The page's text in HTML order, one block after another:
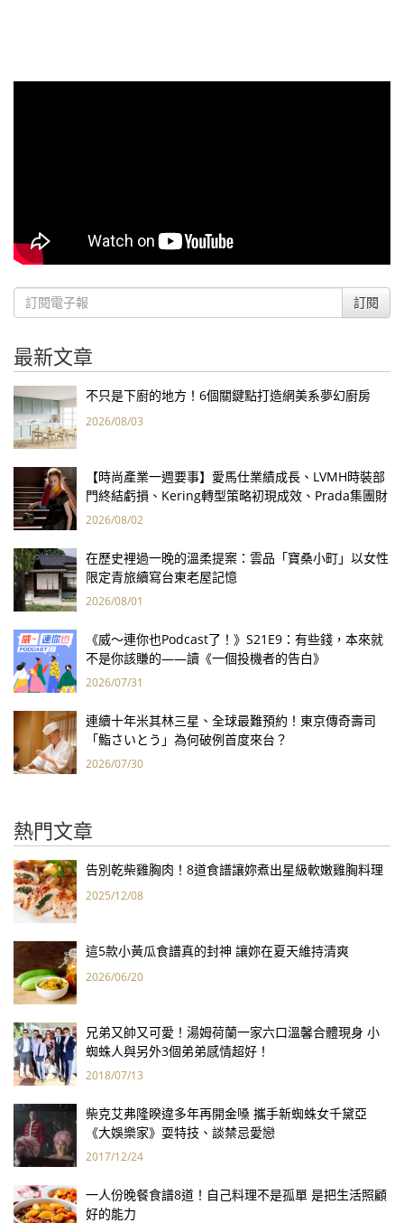
訂閱
最新文章
不只是下廚的地方！6個關鍵點打造網美系夢幻廚房
2026/08/03
【時尚產業一週要事】愛馬仕業績成長、LVMH時裝部
門終結虧損、Kering轉型策略初現成效、Prada集團財
報亮眼
2026/08/02
在歷史裡過一晚的溫柔提案：雲品「寶桑小町」以女性
限定青旅續寫台東老屋記憶
2026/08/01
《威～連你也Podcast了！》S21E9：有些錢，本來就
不是你該賺的——讀《一個投機者的告白》
2026/07/31
連續十年米其林三星、全球最難預約！東京傳奇壽司
「鮨さいとう」為何破例首度來台？
2026/07/30
熱門文章
告別乾柴雞胸肉！8道食譜讓妳煮出星級軟嫩雞胸料理
2025/12/08
這5款小黃瓜食譜真的封神 讓妳在夏天維持清爽
2026/06/20
兄弟又帥又可愛！湯姆荷蘭一家六口溫馨合體現身 小
蜘蛛人與另外3個弟弟感情超好！
2018/07/13
柴克艾弗隆睽違多年再開金嗓 攜手新蜘蛛女千黛亞
《大娛樂家》耍特技、談禁忌愛戀
2017/12/24
一人份晚餐食譜8道！自己料理不是孤單 是把生活照顧
好的能力